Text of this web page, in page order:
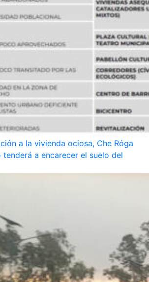
a la vivienda ociosa, Che Róga
tenderá a encarecer el suelo del